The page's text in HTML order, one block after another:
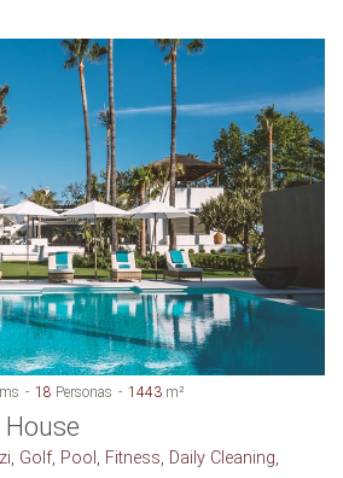
18 Personas 1443 m²
Golf, Pool, Fitness, Daily Cleaning,